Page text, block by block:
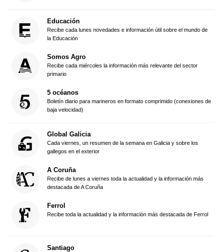
Educación
Recibe cada lunes novedades e información útil sobre el mundo de
la Educación
Somos Agro
Recibe cada miércoles la información más relevante del sector
primario
5 océanos
Boletín diario para marineros en formato comprimido (conexiones de
baja velocidad)
Global Galicia
Cada viernes, un resumen de la semana en Galicia y sobre los
gallegos en el exterior
A Coruña
Recibe de lunes a viernes toda la actualidad y la información más
destacada de A Coruña
Ferrol
Recibe toda la actualidad y la información más destacada de Ferrol
Santiago